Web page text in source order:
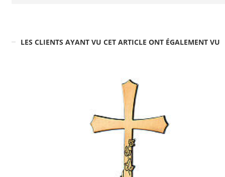
LES CLIENTS AYANT VU CET ARTICLE ONT ÉGALEMENT VU